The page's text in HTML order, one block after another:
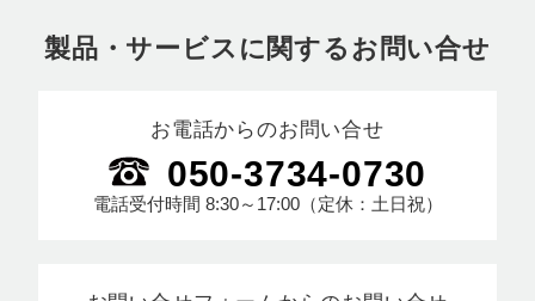
製品・サービスに関するお問い合せ
お電話からのお問い合せ
050-3734-0730
電話受付時間 8:30～17:00（定休：土日祝）